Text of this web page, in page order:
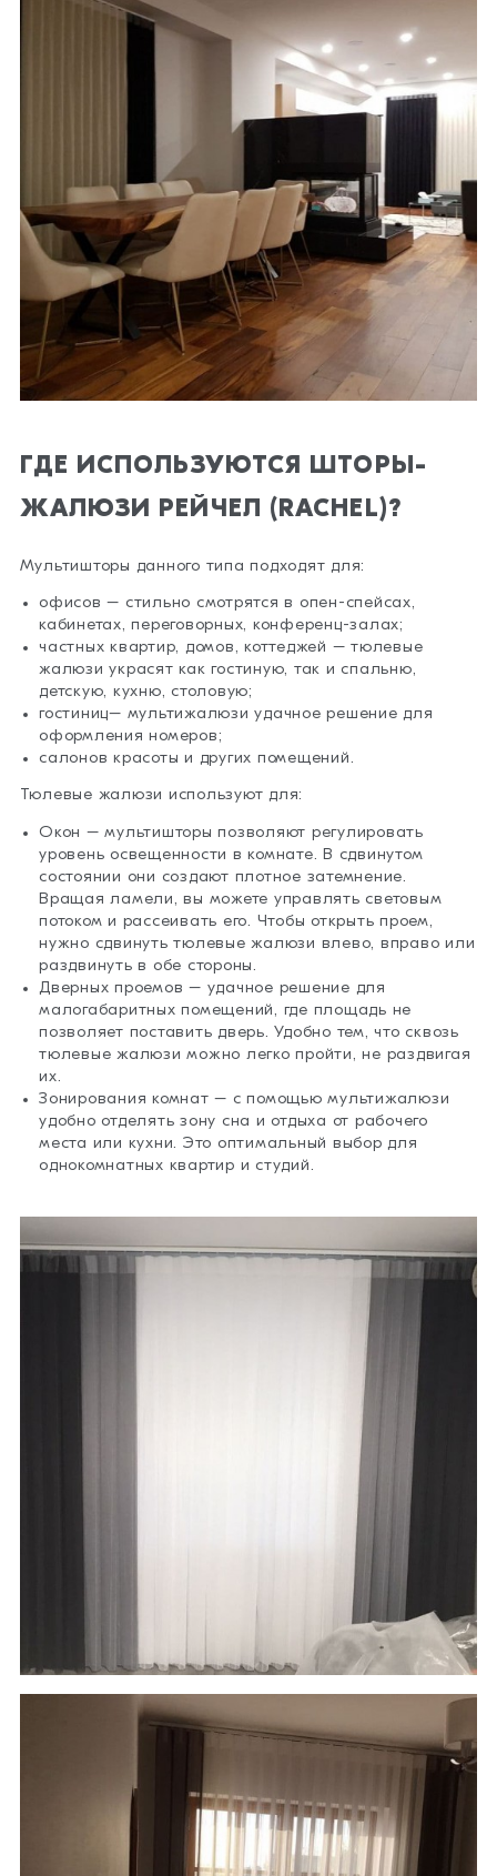
ГДЕ ИСПОЛЬЗУЮТСЯ ШТОРЫ-
ЖАЛЮЗИ РЕЙЧЕЛ (RACHEL)?
Мультишторы данного типа подходят для:
офисов – стильно смотрятся в опен-спейсах,
кабинетах, переговорных, конференц-залах;
частных квартир, домов, коттеджей – тюлевые
жалюзи украсят как гостиную, так и спальню,
детскую, кухню, столовую;
гостиниц– мультижалюзи удачное решение для
оформления номеров;
салонов красоты и других помещений.
Тюлевые жалюзи используют для:
Окон – мультишторы позволяют регулировать
уровень освещенности в комнате. В сдвинутом
состоянии они создают плотное затемнение.
Вращая ламели, вы можете управлять световым
потоком и рассеивать его. Чтобы открыть проем,
нужно сдвинуть тюлевые жалюзи влево, вправо или
раздвинуть в обе стороны.
Дверных проемов – удачное решение для
малогабаритных помещений, где площадь не
позволяет поставить дверь. Удобно тем, что сквозь
тюлевые жалюзи можно легко пройти, не раздвигая
их.
Зонирования комнат – с помощью мультижалюзи
удобно отделять зону сна и отдыха от рабочего
места или кухни. Это оптимальный выбор для
однокомнатных квартир и студий.